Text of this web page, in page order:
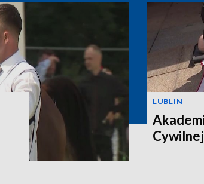
LUBLIN